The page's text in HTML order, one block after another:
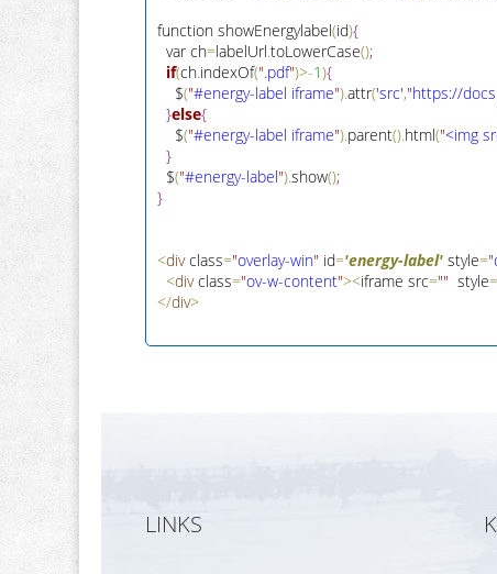
function showEnergylabel(id){
  var ch
=labelUrl.toLowerCase();
if(ch.indexOf(".pdf")>-1){
    $
("#energy-label iframe").attr('src',"https://docs
}else{
    $
("#energy-label iframe").parent().html("<img
}
  $
("#energy-label").show();
}
<div class="overlay-win" id='energy-label' style="
<div class="ov-w-content"><iframe src=""
  style
=
</div>
LINKS